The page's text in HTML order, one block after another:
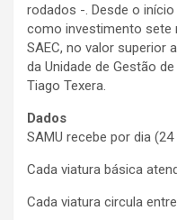
rodados -. Desde o
como investimento sete
SAEC, no valor superior
da Unidade de Gestão
Tiago Texera.
Dados
SAMU recebe por dia
Cada viatura básica
Cada viatura circula